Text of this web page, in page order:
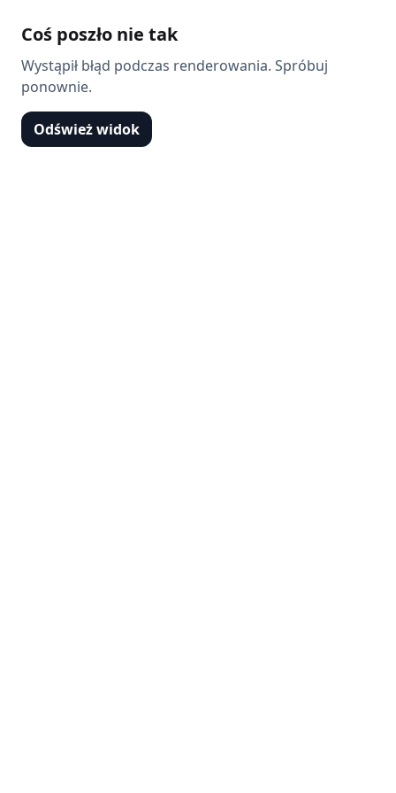
Coś poszło nie tak
Wystąpił błąd podczas renderowania. Spróbuj
ponownie.
Odśwież widok